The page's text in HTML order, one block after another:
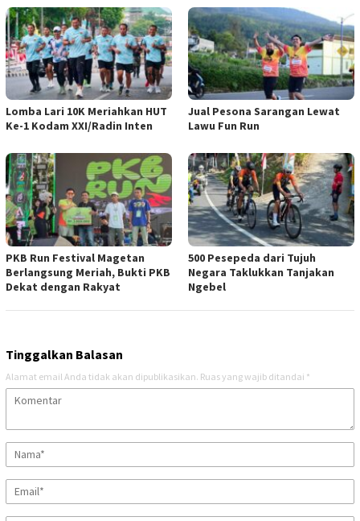
Lomba Lari 10K Meriahkan HUT
Ke-1 Kodam XXI/Radin Inten
Jual Pesona Sarangan Lewat
Lawu Fun Run
PKB Run Festival Magetan
Berlangsung Meriah, Bukti PKB
Dekat dengan Rakyat
500 Pesepeda dari Tujuh
Negara Taklukkan Tanjakan
Ngebel
Tinggalkan Balasan
Alamat email Anda tidak akan dipublikasikan. Ruas yang wajib ditandai *